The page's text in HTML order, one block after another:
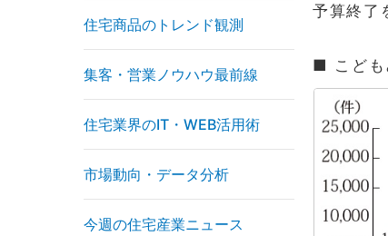
予算終了
■ こども
住宅商品のトレンド観測
集客・営業ノウハウ最前線
住宅業界のIT・WEB活用術
市場動向・データ分析
今週の住宅産業ニュース